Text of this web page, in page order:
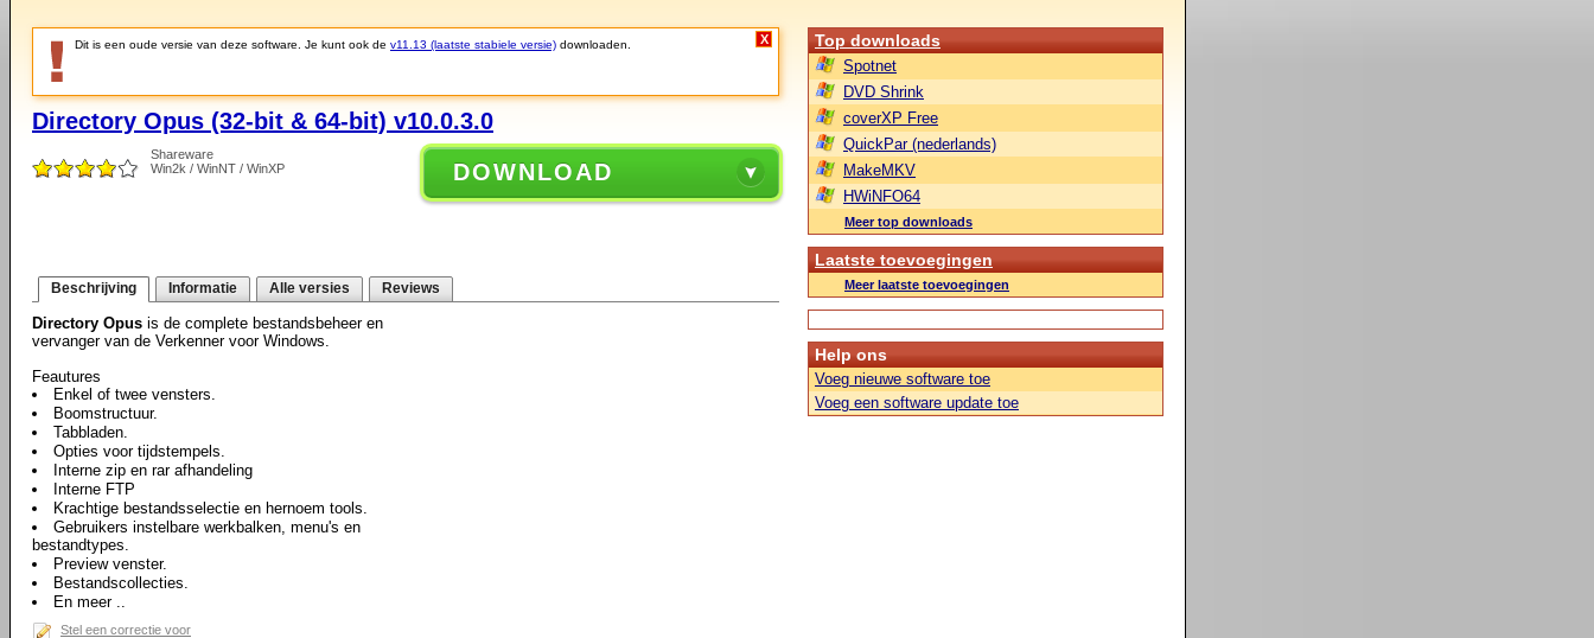
Dit is een oude versie van deze software. Je kunt ook de v11.13 (laatste stabiele versie) downloaden. X
Directory Opus (32-bit & 64-bit) v10.0.3.0
Shareware
Win2k / WinNT / WinXP
DOWNLOAD
Beschrijving Informatie Alle versies Reviews
Directory Opus is de complete bestandsbeheer en
vervanger van de Verkenner voor Windows.
Feautures
Enkel of twee vensters.
Boomstructuur.
Tabbladen.
Opties voor tijdstempels.
Interne zip en rar afhandeling
Interne FTP
Krachtige bestandsselectie en hernoem tools.
Gebruikers instelbare werkbalken, menu's en
bestandtypes.
Preview venster.
Bestandscollecties.
En meer ..
Stel een correctie voor
Top downloads
Spotnet
DVD Shrink
coverXP Free
QuickPar (nederlands)
MakeMKV
HWiNFO64
Meer top downloads
Laatste toevoegingen
Meer laatste toevoegingen
Help ons
Voeg nieuwe software toe
Voeg een software update toe